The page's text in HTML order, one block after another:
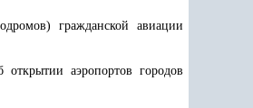
гражданской авиации
аэропортов городов